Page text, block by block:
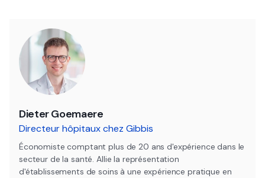
Dieter Goemaere
Directeur hôpitaux chez Gibbis
Économiste comptant plus de 20 ans d'expérience dans le
secteur de la santé. Allie la représentation
d'établissements de soins à une expérience pratique en